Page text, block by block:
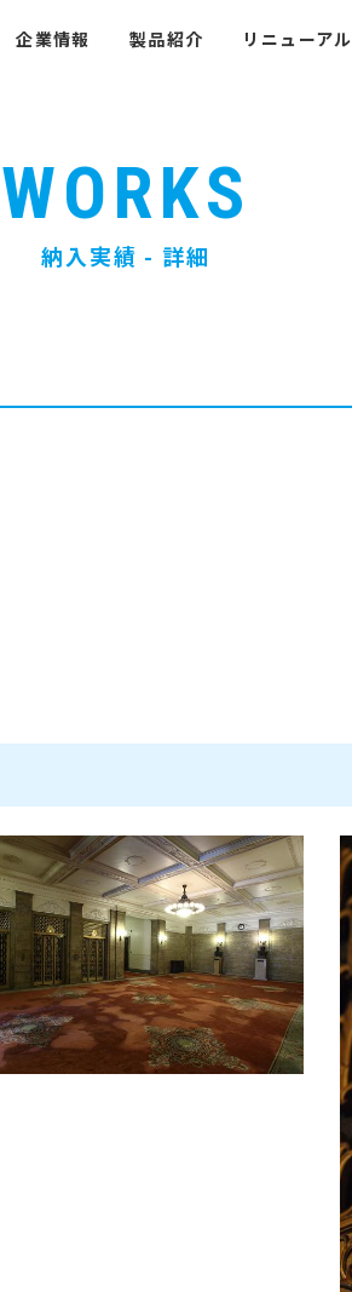
企業情報 製品紹介 リニューアル
WORKS
納入実績 - 詳細